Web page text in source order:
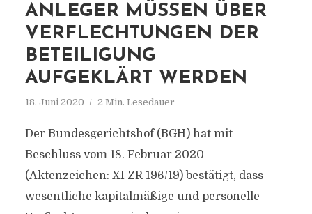
ANLEGER MÜSSEN ÜBER
VERFLECHTUNGEN DER
BETEILIGUNG
AUFGEKLÄRT WERDEN
18. Juni 2020 2 Min. Lesedauer
Der Bundesgerichtshof (BGH) hat mit
Beschluss vom 18. Februar 2020
(Aktenzeichen: XI ZR 196/19) bestätigt, dass
wesentliche kapitalmäßige und personelle